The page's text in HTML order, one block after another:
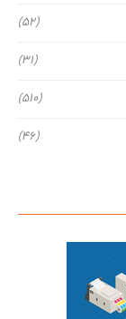
(52)
(31)
(510)
(46)